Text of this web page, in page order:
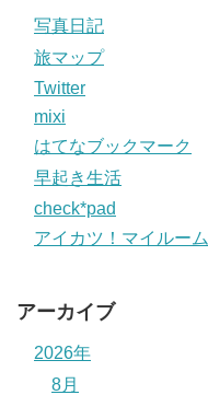
写真日記
旅マップ
Twitter
mixi
はてなブックマーク
早起き生活
check*pad
アイカツ！マイルーム
アーカイブ
2026年
8月